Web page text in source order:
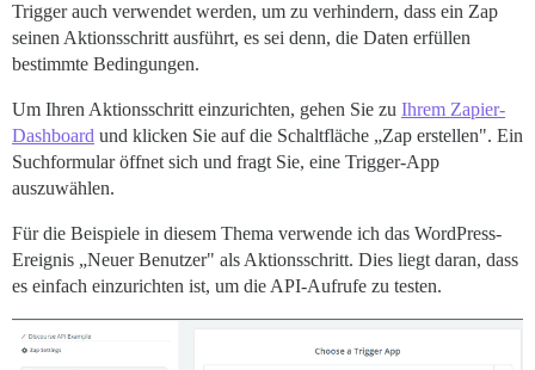
Trigger auch verwendet werden, um zu verhindern, dass ein Zap
seinen Aktionsschritt ausführt, es sei denn, die Daten erfüllen
bestimmte Bedingungen.
Um Ihren Aktionsschritt einzurichten, gehen Sie zu Ihrem Zapier-
Dashboard und klicken Sie auf die Schaltfläche „Zap erstellen". Ein
Suchformular öffnet sich und fragt Sie, eine Trigger-App
auszuwählen.
Für die Beispiele in diesem Thema verwende ich das WordPress-
Ereignis „Neuer Benutzer" als Aktionsschritt. Dies liegt daran, dass
es einfach einzurichten ist, um die API-Aufrufe zu testen.